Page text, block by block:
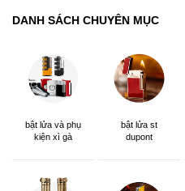
DANH SÁCH CHUYÊN MỤC
bật lửa và phụ
kiện xì gà
bật lửa st
dupont